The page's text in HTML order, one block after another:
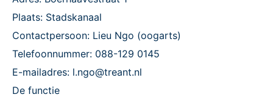
Plaats: Stadskanaal
Contactpersoon: Lieu Ngo (oogarts)
Telefoonnummer: 088-129 0145
E-mailadres: l.ngo@treant.nl
De functie